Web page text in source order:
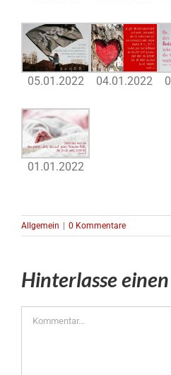
05.01.2022 04.01.2022
01.01.2022
Allgemein | 0 Kommentare
Hinterlasse